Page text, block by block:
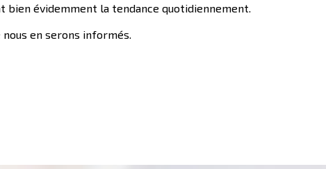
bien évidemment la tendance quotidiennement.
en serons informés.